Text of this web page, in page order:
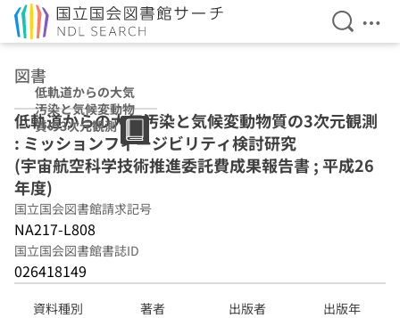
検索を
メ
図書
低軌道からの大気
汚染と気候変動物
質の3次元観測 :
ミッションフィー
ジビリティ検討研
究 (宇宙航空科学
技術推進委託費成
果報告書 ; 平成26
年度)
低軌道からの大気汚染と気候変動物質の3次元観測
: ミッションフィージビリティ検討研究
(宇宙航空科学技術推進委託費成果報告書 ; 平成26
年度)
国立国会図書館請求記号
NA217-L808
国立国会図書館書誌ID
026418149
資料種別 著者 出版者 出版年